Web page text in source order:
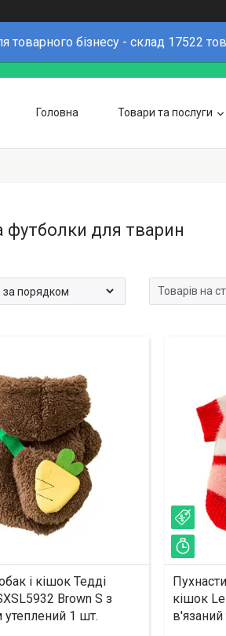
товарного бізнесу - склад 17522
Головна Товари та послуги
футболки для тварин
і кішок Тедді
Brown S з
1 шт.
–23%
кішок